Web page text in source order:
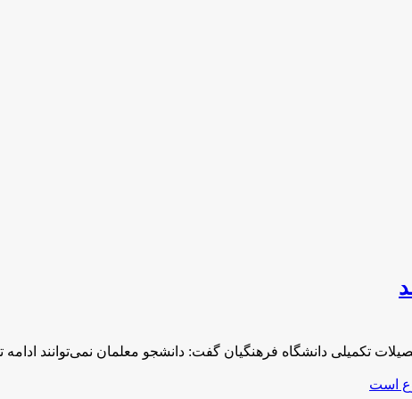
تکمیلی دانشگاه فرهنگیان گفت: دانشجو معلمان نمی‌توانند